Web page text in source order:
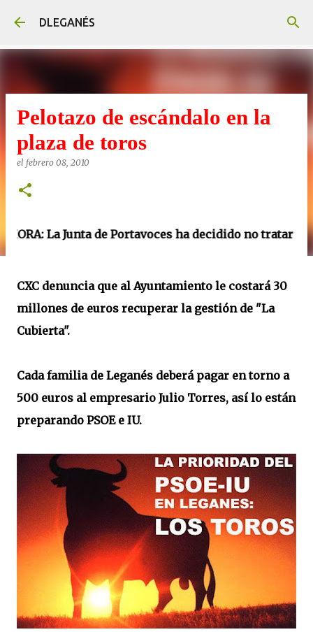
DLEGANÉS
Pelotazo de escándalo en la
plaza de toros
el febrero 08, 2010
Junta de Portavoces ha decidido no tratar este
CXC denuncia que al Ayuntamiento le costará 30
millones de euros recuperar la gestión de "La
Cubierta".
Cada familia de Leganés deberá pagar en torno a
500 euros al empresario Julio Torres, así lo están
preparando PSOE e IU.